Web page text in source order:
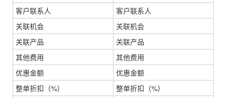
客户联系人
客户联系人
关联机会
关联机会
关联产品
关联产品
其他费用
其他费用
优惠金额
优惠金额
整单折扣（%）
整单折扣（%）